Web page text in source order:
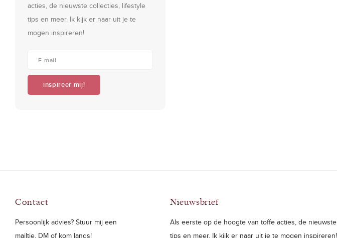
acties, de nieuwste collecties, lifestyle
tips en meer. Ik kijk er naar uit je te
mogen inspireren!
inspireer mij!
Contact
Persoonlijk advies? Stuur mij een
mailtje, DM of kom langs!
Nieuwsbrief
Als eerste op de hoogte van toffe acties, de
tips en meer. Ik kijk er naar uit je te mogen inspireren!